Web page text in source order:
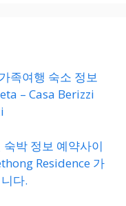
족여행 숙소 정보
– Casa Berizzi
박 정보 예약사이
Residence 가
다.